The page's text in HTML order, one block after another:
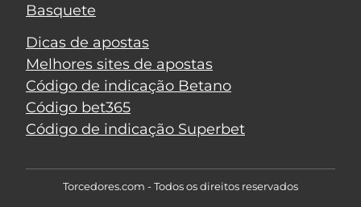
Basquete
Dicas de apostas
Melhores sites de apostas
Código de indicação Betano
Código bet365
Código de indicação Superbet
Torcedores.com - Todos os direitos reservados